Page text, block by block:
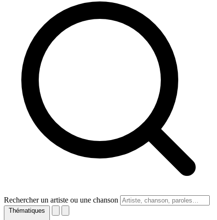
Rechercher un artiste ou une chanson
Thématiques